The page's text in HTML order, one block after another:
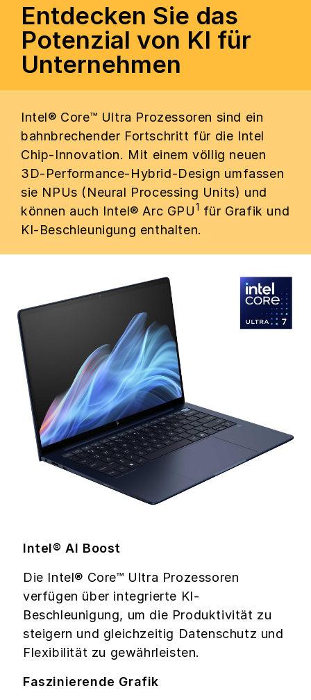
Entdecken Sie das
Potenzial von KI für
Unternehmen
Intel® Core™ Ultra Prozessoren sind ein
bahnbrechender Fortschritt für die Intel
Chip-Innovation. Mit einem völlig neuen
3D-Performance-Hybrid-Design umfassen
sie NPUs (Neural Processing Units) und
können auch Intel® Arc GPU1 für Grafik und
KI-Beschleunigung enthalten.
Intel® AI Boost
Die Intel® Core™ Ultra Prozessoren
verfügen über integrierte KI-
Beschleunigung, um die Produktivität zu
steigern und gleichzeitig Datenschutz und
Flexibilität zu gewährleisten.
Faszinierende Grafik